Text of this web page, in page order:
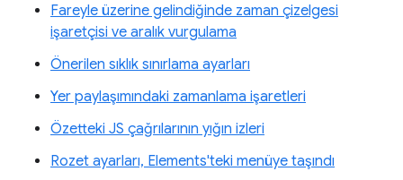
Fareyle üzerine gelindiğinde zaman çizelgesi
işaretçisi ve aralık vurgulama
Önerilen sıklık sınırlama ayarları
Yer paylaşımındaki zamanlama işaretleri
Özetteki JS çağrılarının yığın izleri
Rozet ayarları, Elements'teki menüye taşındı